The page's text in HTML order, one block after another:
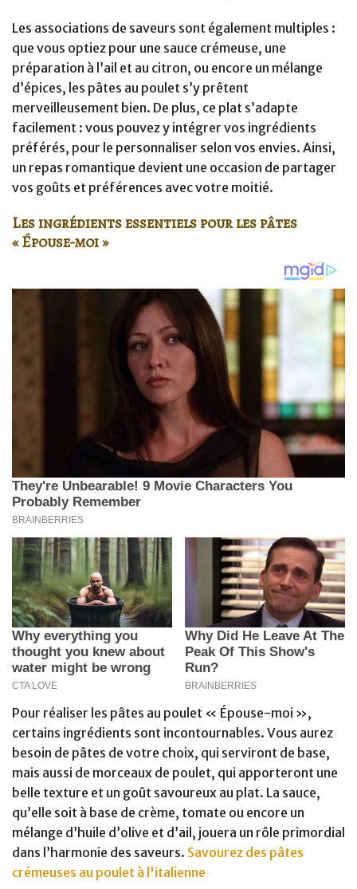
Les associations de saveurs sont également multiples :
que vous optiez pour une sauce crémeuse, une
préparation à l’ail et au citron, ou encore un mélange
d’épices, les pâtes au poulet s’y prêtent
merveilleusement bien. De plus, ce plat s’adapte
facilement : vous pouvez y intégrer vos ingrédients
préférés, pour le personnaliser selon vos envies. Ainsi,
un repas romantique devient une occasion de partager
vos goûts et préférences avec votre moitié.
Les ingrédients essentiels pour les pâtes
« Épouse-moi »
Pour réaliser les pâtes au poulet « Épouse-moi »,
certains ingrédients sont incontournables. Vous aurez
besoin de pâtes de votre choix, qui serviront de base,
mais aussi de morceaux de poulet, qui apporteront une
belle texture et un goût savoureux au plat. La sauce,
qu’elle soit à base de crème, tomate ou encore un
mélange d’huile d’olive et d’ail, jouera un rôle primordial
dans l’harmonie des saveurs. Savourez des pâtes
crémeuses au poulet à l'italienne